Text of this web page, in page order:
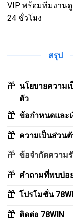
VIP พร้อมทีมงาน
24 ชั่วโมง
สรุป
นโยบายความ
ตัว
ข้อกำหนดและ
ความเป็นส่วนตั
ข้อจำกัดความ
คำถามที่พบบ่อ
โปรโมชั่น
ติดต่อ 78WIN